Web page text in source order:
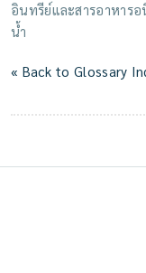
อินทรีย์และสารอาหาร
น้ำ
« Back to Glossary